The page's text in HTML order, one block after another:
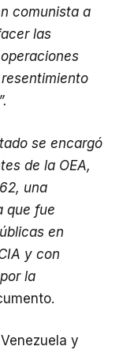
comunista a
las
se encargó
de la OEA,
una
que fue
en
y con
la
y